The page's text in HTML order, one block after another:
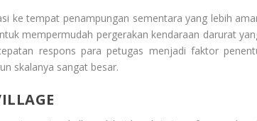
ke tempat penampungan sementara yang lebih
mempermudah pergerakan kendaraan darurat
respons para petugas menjadi faktor
skalanya sangat besar.